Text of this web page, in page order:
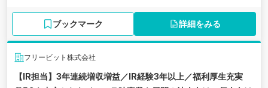
ブックマーク 詳細をみる
フリービット株式会社
【IR担当】3年連続増収増益／IR経験3年以上／福利厚生充実